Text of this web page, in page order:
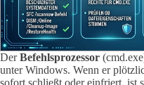
DerBefehlsprozessor
unter Windows. Wenn er